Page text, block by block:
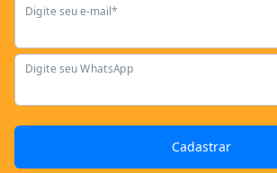
Digite seu e-mail*
Digite seu WhatsApp
Cadastrar